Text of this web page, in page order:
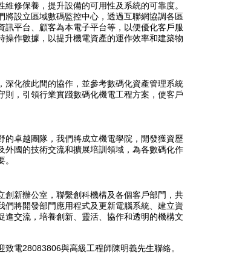
修保養，提升設備的可用性及系統的可靠度。
設立區域數碼監控中心，透過互聯網協調各區
平台、顧客為本電子平台等，以便優化客戶服
作數據，以提升機電資產的運作效率和建築物
化彼此間的協作，並參考數碼化資產管理系統
，引領行業實踐數碼化機電工程方案，使客戶
卓越團隊，我們將成立機電學院，開發獲資歷
國的技術交流和擴展培訓領域，為各數碼化作
新辦公室，聯繫創科機構及各個客戶部門，共
將開發部門應用程式及更新電腦系統、建立資
交流，培養創新、靈活、協作和透明的機構文
電28083806與高級工程師陳明義先生聯絡。